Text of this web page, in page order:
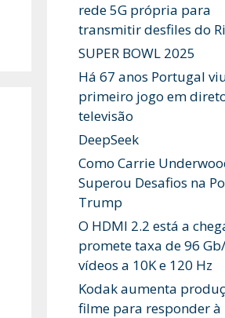
rede 5G própria para
transmitir desfiles do
SUPER BOWL 2025
Há 67 anos Portugal
primeiro jogo em
televisão
DeepSeek
Como Carrie
Superou Desafios na
Trump
O HDMI 2.2 está a
promete taxa de 96
vídeos a 10K e 120 Hz
Kodak aumenta
filme para responder à